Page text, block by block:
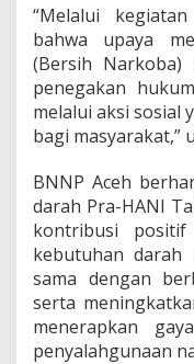
“Melalui
bahwa upaya
(Bersih Narkoba)
penegakan
melalui aksi sosial
bagi masyarakat,”
BNNP Aceh
darah Pra-HANI
kontribusi positif
kebutuhan darah
sama dengan
serta
menerapkan
penyalahgunaan